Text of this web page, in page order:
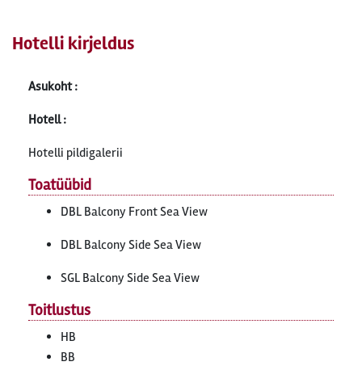
Hotelli kirjeldus
Asukoht :
Hotell :
Hotelli pildigalerii
Toatüübid
DBL Balcony Front Sea View
DBL Balcony Side Sea View
SGL Balcony Side Sea View
Toitlustus
HB
BB